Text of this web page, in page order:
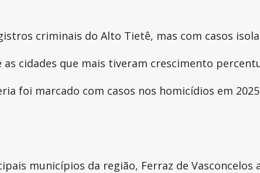
criminais do Alto Tietê, mas com casos
cidades que mais tiveram crescimento
foi marcado com casos nos homicídios em
municípios da região, Ferraz de Vasconcelos